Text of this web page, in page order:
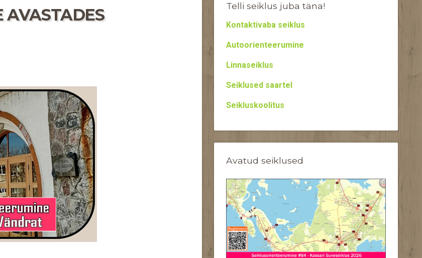
AVASTADES
Telli seiklus juba täna!
Kontaktivaba seiklus
Autoorienteerumine
Linnaseiklus
Seiklused saartel
Seikluskoolitus
Avatud seiklused